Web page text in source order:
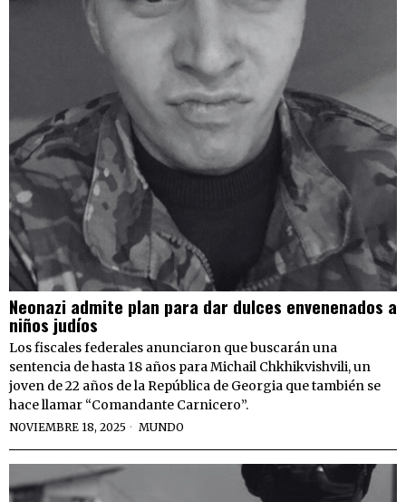
Neonazi admite plan para dar dulces envenenados a
niños judíos
Los fiscales federales anunciaron que buscarán una
sentencia de hasta 18 años para Michail Chkhikvishvili, un
joven de 22 años de la República de Georgia que también se
hace llamar “Comandante Carnicero”.
NOVIEMBRE 18, 2025 MUNDO